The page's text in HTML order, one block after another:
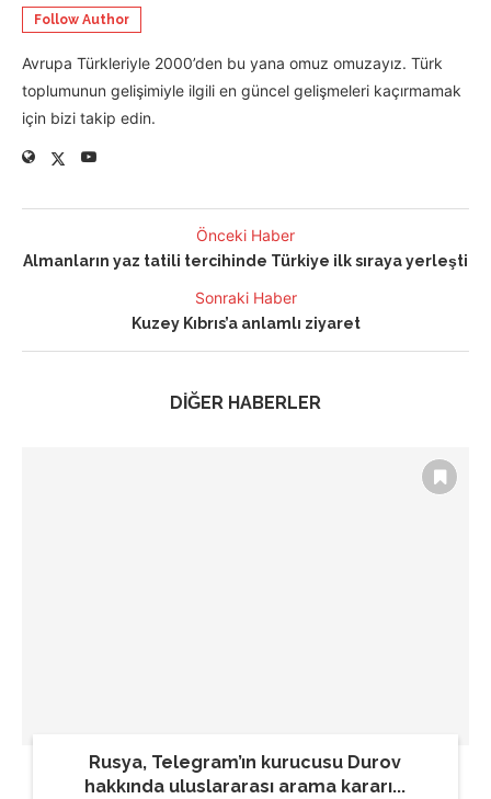
Follow Author
Avrupa Türkleriyle 2000’den bu yana omuz omuzayız. Türk
toplumunun gelişimiyle ilgili en güncel gelişmeleri kaçırmamak
için bizi takip edin.
Önceki Haber
Almanların yaz tatili tercihinde Türkiye ilk sıraya yerleşti
Sonraki Haber
Kuzey Kıbrıs’a anlamlı ziyaret
DİĞER HABERLER
Rusya, Telegram’ın kurucusu Durov
hakkında uluslararası arama kararı...